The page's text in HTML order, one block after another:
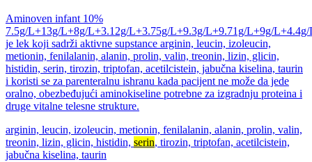
Aminoven infant 10%
7.5g/L+13g/L+8g/L+3.12g/L+3.75g/L+9.3g/L+9.71g/L+9g/
je lek koji sadrži aktivne supstance arginin, leucin, izoleucin,
metionin, fenilalanin, alanin, prolin, valin, treonin, lizin, glicin,
histidin, serin, tirozin, triptofan, acetilcistein, jabučna kiselina, taurin
i koristi se za parenteralnu ishranu kada pacijent ne može da jede
oralno, obezbeđujući aminokiseline potrebne za izgradnju proteina i
druge vitalne telesne strukture.
arginin, leucin, izoleucin, metionin, fenilalanin, alanin, prolin, valin,
treonin, lizin, glicin, histidin, serin, tirozin, triptofan, acetilcistein,
jabučna kiselina, taurin